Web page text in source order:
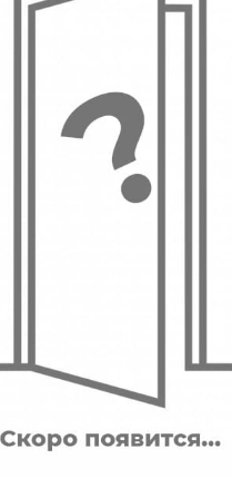
чтобы увеличить